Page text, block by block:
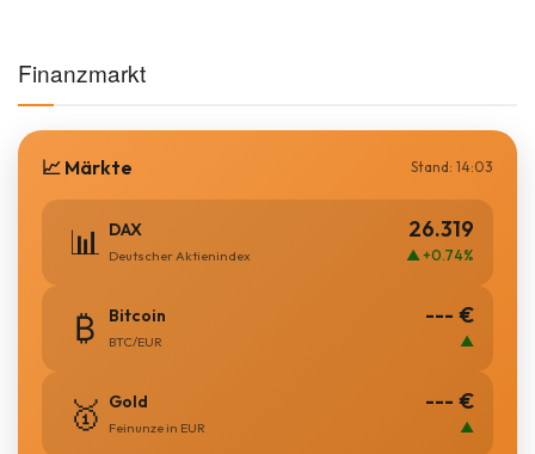
Finanzmarkt
📈 Märkte Stand: 14:03
📊 DAX
Deutscher Aktienindex
26.319
▲ +0.74%
₿ Bitcoin
BTC/EUR
--- €
▲
🥇 Gold
Feinunze in EUR
--- €
▲